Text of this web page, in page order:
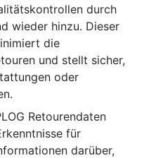
durch
wieder hinzu. Dieser
die
und stellt sicher,
oder
Retourendaten
für
darüber,